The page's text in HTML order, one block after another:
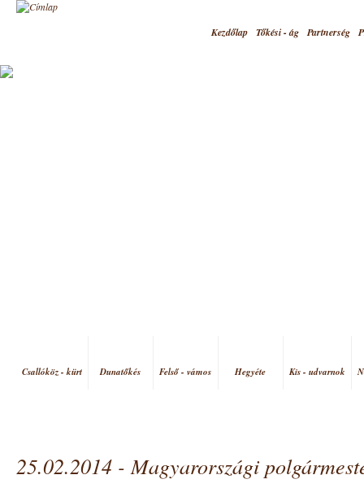
Kezdőlap Tőkési - ág Partnerség
Csallóköz - kürt Dunatőkés Felső - vámos Hegyéte Kis - udvarnok
25.02.2014 - Magyarországi